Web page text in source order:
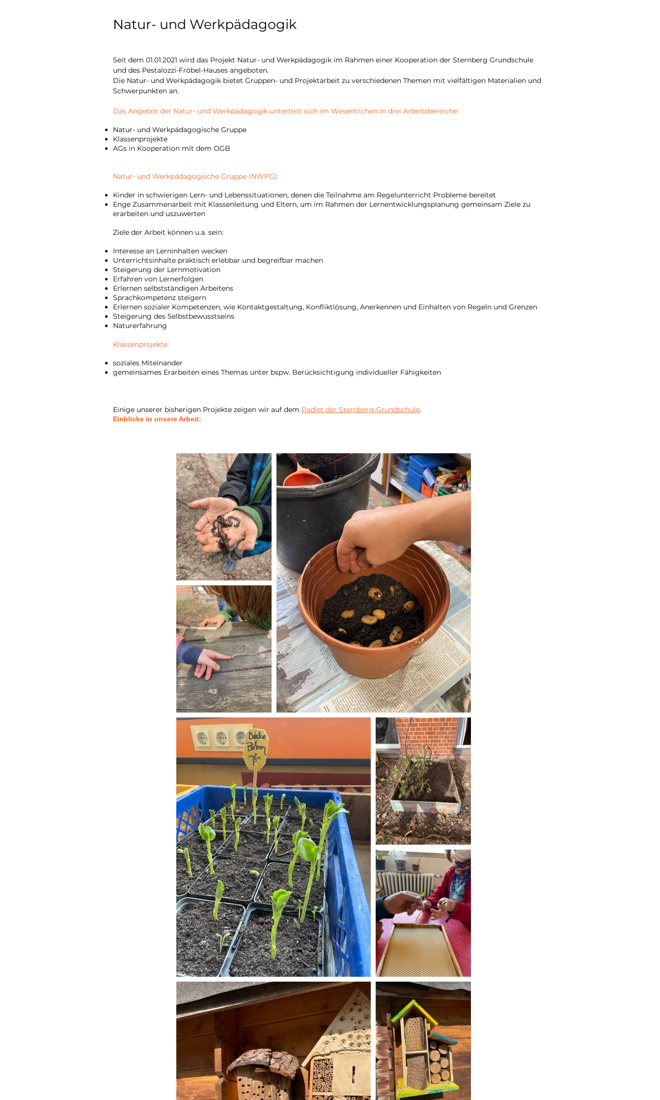
Natur- und Werkpädagogik
Seit dem 01.01.2021 wird das Projekt Natur- und Werkpädagogik im Rahmen einer Kooperation der Sternberg Grundschule
und des Pestalozzi-Fröbel-Hauses angeboten.
Die Natur- und Werkpädagogik bietet Gruppen- und Projektarbeit zu verschiedenen Themen mit vielfältigen Materialien und
Schwerpunkten an.
Das Angebot der Natur- und Werkpädagogik unterteilt sich im Wesentlichen in drei Arbeitsbereiche:
Natur- und Werkpädagogische Gruppe
Klassenprojekte
AGs in Kooperation mit dem OGB
Natur- und Werkpädagogische Gruppe (NWPG):
Kinder in schwierigen Lern- und Lebenssituationen, denen die Teilnahme am Regelunterricht Probleme bereitet
Enge Zusammenarbeit mit Klassenleitung und Eltern, um im Rahmen der Lernentwicklungsplanung gemeinsam Ziele zu
erarbeiten und uszuwerten
Ziele der Arbeit können u.a. sein:
Interesse an Lerninhalten wecken
Unterrichtsinhalte praktisch erlebbar und begreifbar machen
Steigerung der Lernmotivation
Erfahren von Lernerfolgen
Erlernen selbstständigen Arbeitens
Sprachkompetenz steigern
Erlernen sozialer Kompetenzen, wie Kontaktgestaltung, Konfliktlösung, Anerkennen und Einhalten von Regeln und Grenzen
Steigerung des Selbstbewusstseins
Naturerfahrung
Klassenprojekte:
soziales Miteinander
gemeinsames Erarbeiten eines Themas unter bspw. Berücksichtigung individueller Fähigkeiten
Einige unserer bisherigen Projekte zeigen wir auf dem Padlet der Sternberg-Grundschule.
Einblicke in unsere Arbeit: